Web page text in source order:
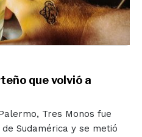
que volvió a
Tres Monos fue
Sudamérica y se metió